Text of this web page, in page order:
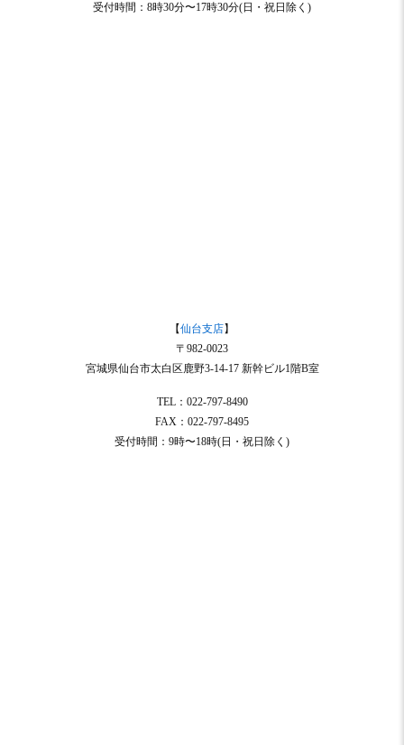
受付時間：8時30分〜17時30分(日・祝日除く)
【仙台支店】
〒982-0023
宮城県仙台市太白区鹿野3-14-17 新幹ビル1階B室
TEL：022-797-8490
FAX：022-797-8495
受付時間：9時〜18時(日・祝日除く)